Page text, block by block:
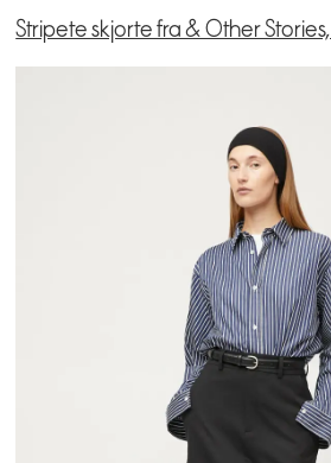
Stripete skjorte fra & Other